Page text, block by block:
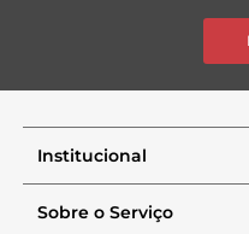
Institucional
Sobre o Serviço